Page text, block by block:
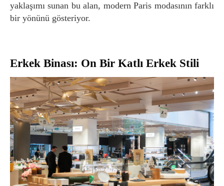
yaklaşımı sunan bu alan, modern Paris modasının farklı
bir yönünü gösteriyor.
Erkek Binası: On Bir Katlı Erkek Stili